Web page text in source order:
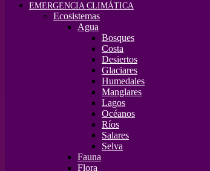
EMERGENCIA CLIMÁTICA
Ecosistemas
Agua
Bosques
Costa
Desiertos
Glaciares
Humedales
Manglares
Lagos
Océanos
Ríos
Salares
Selva
Fauna
Flora